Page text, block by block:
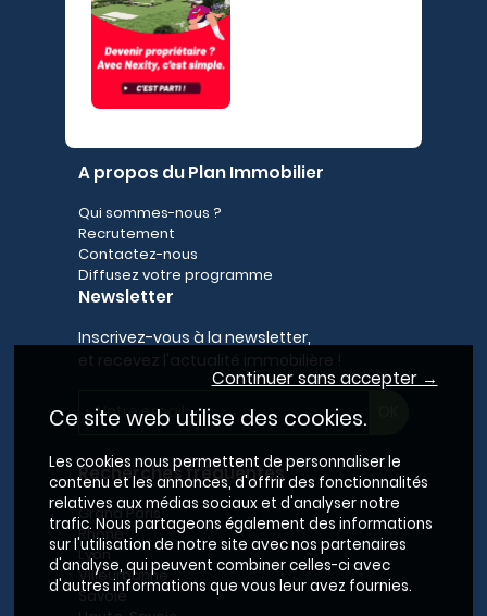
A propos du Plan Immobilier
Qui sommes-nous ?
Recrutement
Contactez-nous
Diffusez votre programme
Newsletter
Inscrivez-vous à la newsletter,
Recherches fréquentes
Grand Paris
Rhône
Lyon
Villeurbanne
Savoie
Continuer sans accepter →
Ce site web utilise des cookies.
Les cookies nous permettent de personnaliser le
contenu et les annonces, d'offrir des fonctionnalités
relatives aux médias sociaux et d'analyser notre
trafic. Nous partageons également des informations
sur l'utilisation de notre site avec nos partenaires
d'analyse, qui peuvent combiner celles-ci avec
d'autres informations que vous leur avez fournies.